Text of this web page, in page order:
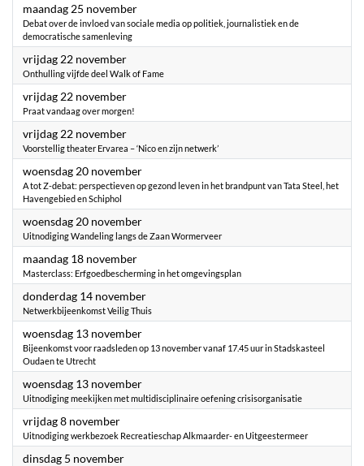
maandag 25 november2024
Debat over de invloed van sociale media op politiek, journalistiek en de
democratische samenleving
vrijdag 22 november2024
Onthulling vijfde deel Walk of Fame
vrijdag 22 november2024
Praat vandaag over morgen!
vrijdag 22 november2024
Voorstellig theater Ervarea – ‘Nico en zijn netwerk’
woensdag 20 november2024
A tot Z-debat: perspectieven op gezond leven in het brandpunt van Tata Steel, het
Havengebied en Schiphol
woensdag 20 november2024
Uitnodiging Wandeling langs de Zaan Wormerveer
maandag 18 november2024
Masterclass: Erfgoedbescherming in het omgevingsplan
donderdag 14 november2024
Netwerkbijeenkomst Veilig Thuis
woensdag 13 november2024
Bijeenkomst voor raadsleden op 13 november vanaf 17.45 uur in Stadskasteel
Oudaen te Utrecht
woensdag 13 november2024
Uitnodiging meekijken met multidisciplinaire oefening crisisorganisatie
vrijdag 8 november2024
Uitnodiging werkbezoek Recreatieschap Alkmaarder- en Uitgeestermeer
dinsdag 5 november2024